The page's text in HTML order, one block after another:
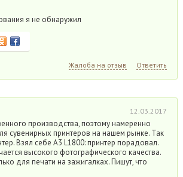
я не обнаружил
Жалоба на отзыв Ответить
12.03.2017
производства, поэтому намеренно
сувенирных принтеров на нашем рынке. Так
Взял себе А3 L1800: принтер порадовал.
высокого фотографического качества.
для печати на зажигалках. Пишут, что